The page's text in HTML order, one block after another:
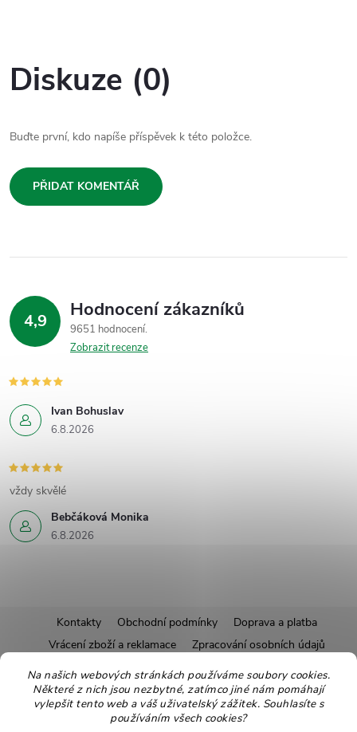
Na našich webových stránkách používáme soubory cookies.
Některé z nich jsou nezbytné, zatímco jiné nám pomáhají
vylepšit tento web a váš uživatelský zážitek. Souhlasíte s
používáním všech cookies?
Diskuze (0)
Buďte první, kdo napíše příspěvek k této položce.
PŘIDAT KOMENTÁŘ
4,9 Hodnocení zákazníků
9651 hodnocení
Zobrazit recenze
Ivan Bohuslav
6.8.2026
Bebčáková Monika
6.8.2026
vždy skvělé
á
Kontakty Obchodní podmínky
Doprava a platba
Vrácení zboží a reklamace
Zpracování osobních údajů
Pravidla soutěží
Affiliate program
Pro nové dodavatele
Ekologické balení Moje objednávka